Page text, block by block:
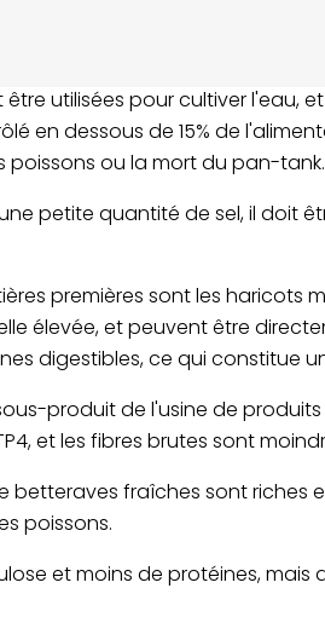
utilisées pour cultiver l'eau,
en dessous de 15% de
ou la mort du pan-tank.
petite quantité de sel, il doit
premières sont les haricots
élevée, et peuvent être
digestibles, ce qui constitue
produit de l'usine de produits
et les fibres brutes sont
betteraves fraîches sont riches
poissons.
et moins de protéines,